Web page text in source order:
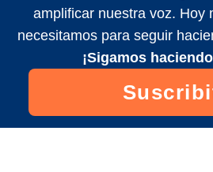
amplificar nuestra voz. Hoy
necesitamos para seguir
¡Sigamos